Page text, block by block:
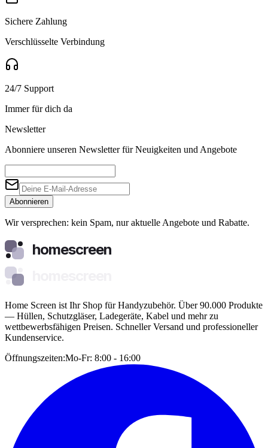
Sichere Zahlung
Verschlüsselte Verbindung
24/7 Support
Immer für dich da
Newsletter
Abonniere unseren Newsletter für Neuigkeiten und Angebote
Abonnieren
Wir versprechen: kein Spam, nur aktuelle Angebote und Rabatte.
homescreen
Home Screen ist Ihr Shop für Handyzubehör. Über 90.000 Produkte
— Hüllen, Schutzgläser, Ladegeräte, Kabel und mehr zu
wettbewerbsfähigen Preisen. Schneller Versand und professioneller
Kundenservice.
Öffnungszeiten:Mo-Fr: 8:00 - 16:00